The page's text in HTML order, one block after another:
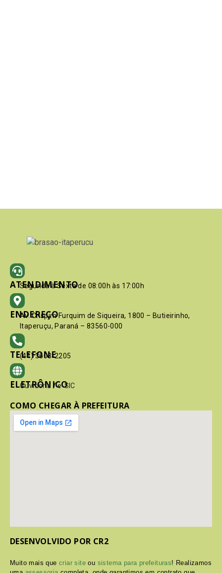
ATENDIMENTO
Segunda à Sexta de 08:00h às 17:00h
ENDEREÇO
Av. Crispim Furquim de Siqueira, 1800 – Butieirinho,
Itaperuçu, Paraná – 83560-000
TELEFONE
(41) 3603-2205
ELETRÔNICO
Ouvidoria / e-SIC
COMO CHEGAR À PREFEITURA
DESENVOLVIDO POR CR2
Muito mais quecriar site ou sistema para prefeituras! Realizamos